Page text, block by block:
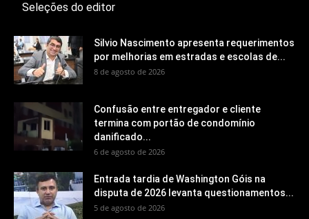
Seleções do editor
Silvio Nascimento apresenta requerimentos
por melhorias em estradas e escolas de...
8 de agosto de 2026
Confusão entre entregador e cliente
termina com portão de condomínio
danificado...
6 de agosto de 2026
Entrada tardia de Washington Góis na
disputa de 2026 levanta questionamentos...
5 de agosto de 2026